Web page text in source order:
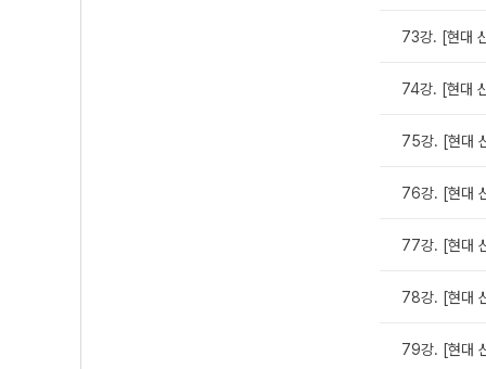
73강. [현대
74강. [현대
75강. [현대
76강. [현대
77강. [현대
78강. [현대
79강. [현대